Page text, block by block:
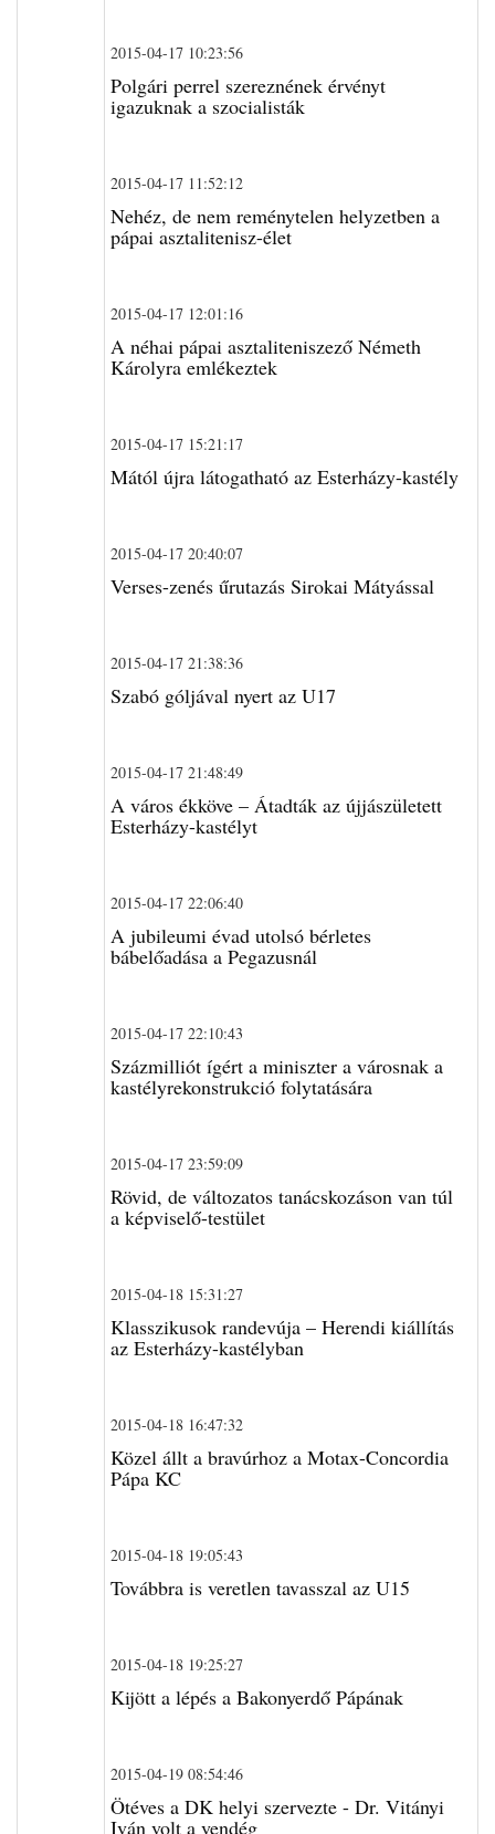
2015-04-17 10:23:56
Polgári perrel szereznének érvényt
igazuknak a szocialisták
2015-04-17 11:52:12
Nehéz, de nem reménytelen helyzetben a
pápai asztalitenisz-élet
2015-04-17 12:01:16
A néhai pápai asztaliteniszező Németh
Károlyra emlékeztek
2015-04-17 15:21:17
Mától újra látogatható az Esterházy-kastély
2015-04-17 20:40:07
Verses-zenés űrutazás Sirokai Mátyással
2015-04-17 21:38:36
Szabó góljával nyert az U17
2015-04-17 21:48:49
A város ékköve – Átadták az újjászületett
Esterházy-kastélyt
2015-04-17 22:06:40
A jubileumi évad utolsó bérletes
bábelőadása a Pegazusnál
2015-04-17 22:10:43
Százmilliót ígért a miniszter a városnak a
kastélyrekonstrukció folytatására
2015-04-17 23:59:09
Rövid, de változatos tanácskozáson van túl
a képviselő-testület
2015-04-18 15:31:27
Klasszikusok randevúja – Herendi kiállítás
az Esterházy-kastélyban
2015-04-18 16:47:32
Közel állt a bravúrhoz a Motax-Concordia
Pápa KC
2015-04-18 19:05:43
Továbbra is veretlen tavasszal az U15
2015-04-18 19:25:27
Kijött a lépés a Bakonyerdő Pápának
2015-04-19 08:54:46
Ötéves a DK helyi szervezte - Dr. Vitányi
Iván volt a vendég